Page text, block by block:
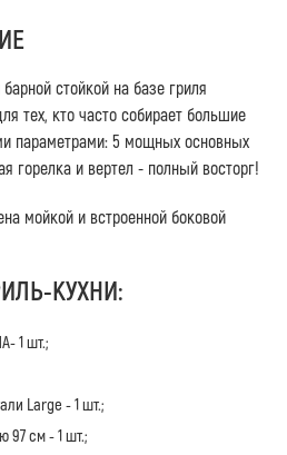
стойкой на базе гриля
тех, кто часто собирает большие
параметрами: 5 мощных основных
горелка и вертел - полный восторг!
мойкой и встроенной боковой
КУХНИ:
1 шт.;
Large - 1 шт.;
97 см - 1 шт.;